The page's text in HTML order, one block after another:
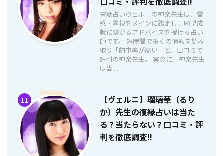
電話占いヴェルニの神楽先生は、霊
感・霊視をメインに鑑定し、願望成
就に繋がるアドバイスを授ける占い
師です。 短時間で多くの情報を読み
取り「的中率が高い」と、口コミで
評判の神楽先生。 実際に、神楽先生
は当 ...
11
【ヴェルニ】瑠璃華（るり
か）先生の復縁占いは当た
る？当たらない？口コミ・評
判を徹底調査!!